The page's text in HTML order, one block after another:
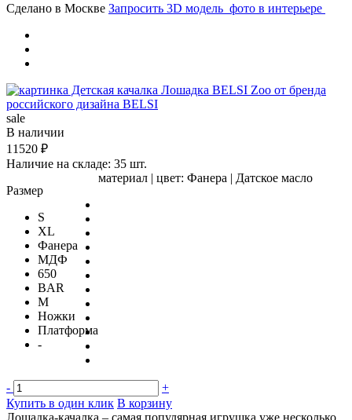
Сделано в Москве Запросить 3D модель фото в интерьере
sale
В наличии
11520 ₽
Наличие на складе: 35 шт.
Размер
S
XL
Фанера
МДФ
650
BAR
M
Ножки
Платформа
-
материал | цвет: Фанера | Датское масло
-
+
Купить в один клик В корзину
Лошадка-качалка – самая популярная игрушка уже несколько